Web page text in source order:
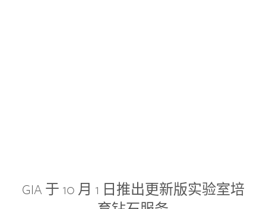
GIA 于 10 月 1 日推出更新版实验室培